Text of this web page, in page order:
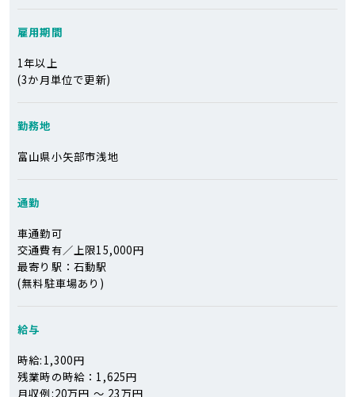
雇用期間
1年以上
(3か月単位で更新)
勤務地
富山県小矢部市浅地
通勤
車通勤可
交通費有／上限15,000円
最寄り駅：石動駅
(無料駐車場あり)
給与
時給:1,300円
残業時の時給：1,625円
月収例:20万円 ～ 23万円